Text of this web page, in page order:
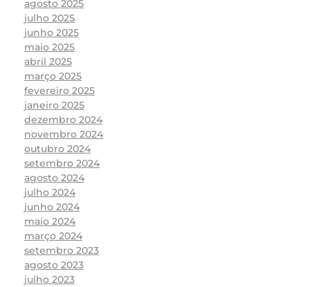
agosto 2025
julho 2025
junho 2025
maio 2025
abril 2025
março 2025
fevereiro 2025
janeiro 2025
dezembro 2024
novembro 2024
outubro 2024
setembro 2024
agosto 2024
julho 2024
junho 2024
maio 2024
março 2024
setembro 2023
agosto 2023
julho 2023